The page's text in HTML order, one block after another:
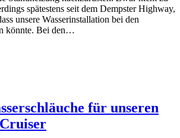
spätestens seit dem Dempster Highway,
unsere Wasserinstallation bei den
könnte. Bei den…
für unseren